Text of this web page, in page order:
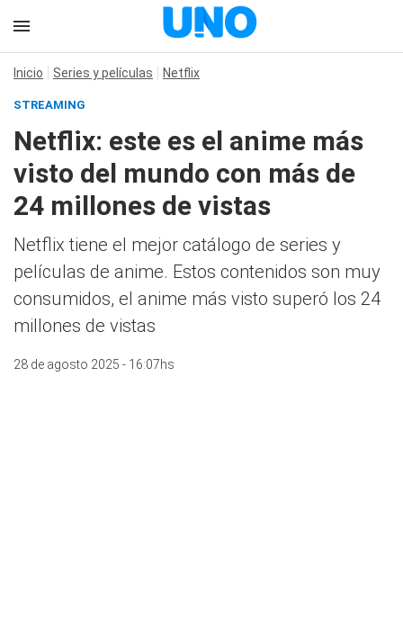
Inicio Series y películas Netflix
STREAMING
Netflix: este es el anime más
visto del mundo con más de
24 millones de vistas
Netflix tiene el mejor catálogo de series y
películas de anime. Estos contenidos son muy
consumidos, el anime más visto superó los 24
millones de vistas
28 de agosto 2025 - 16:07hs